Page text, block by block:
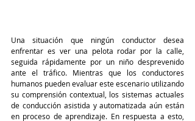
Una situación que ningún conductor desea
enfrentar es ver una pelota rodar por la calle,
seguida rápidamente por un niño desprevenido
ante el tráfico. Mientras que los conductores
humanos pueden evaluar este escenario utilizando
su comprensión contextual, los sistemas actuales
de conducción asistida y automatizada aún están